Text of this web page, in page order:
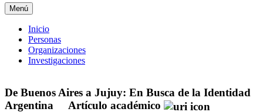
Menú
Inicio
Personas
Organizaciones
Investigaciones
De Buenos Aires a Jujuy: En Busca de la Identidad
Argentina
Artículo académico